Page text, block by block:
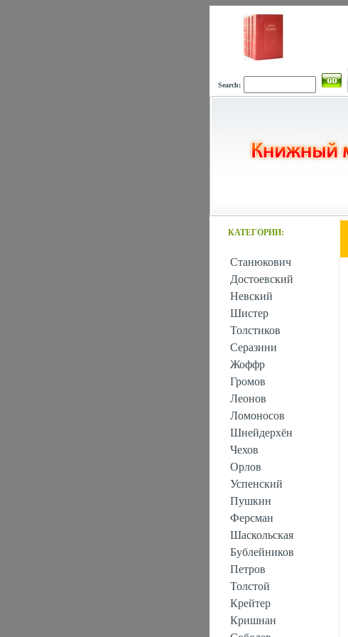
Search:
КАТЕГОРИИ:
Станюкович
Достоевский
Невский
Шистер
Толстиков
Серазини
Жоффр
Громов
Леонов
Ломоносов
Шнейдерхён
Чехов
Орлов
Успенский
Пушкин
Ферсман
Шаскольская
Бублейников
Петров
Толстой
Крейтер
Кришнан